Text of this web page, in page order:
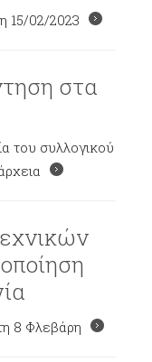
15/02/2023
στα
του συλλογικού
8 Φλεβάρη